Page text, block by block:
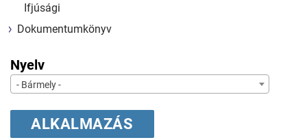
Ifjúsági
Dokumentumkönyv
Nyelv
- Bármely -